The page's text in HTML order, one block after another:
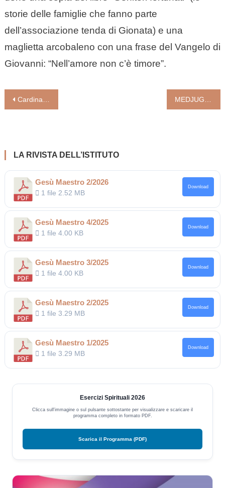
storie delle famiglie che fanno parte
dell’associazione tenda di Gionata) e una
maglietta arcobaleno con una frase del Vangelo di
Giovanni: “Nell’amore non c’è timore”.
Navigazione
Cardinal Bassetti: nuove vie di annuncio, ripensare ruoli e responsabilità. La presidenza della Cei prepara la prossima Assemblea generale di novembre MEDJUGORJE, IL VATICANO SCOMUNICA L’EX PADRE SPIRITUALE DEI VEGGENTI
LA RIVISTA DELL’ISTITUTO
Gesù Maestro 2/2026
1 file 2.52 MB
Download
Gesù Maestro 4/2025
1 file4.00 KB
Download
Gesù Maestro 3/2025
1 file4.00 KB
Download
Gesù Maestro 2/2025
1 file3.29 MB
Download
Gesù Maestro 1/2025
1 file3.29 MB
Download
Esercizi Spirituali 2026
Clicca sull'immagine o sul pulsante sottostante per visualizzare e scaricare il
programma completo in formato PDF.
Scarica il Programma (PDF)